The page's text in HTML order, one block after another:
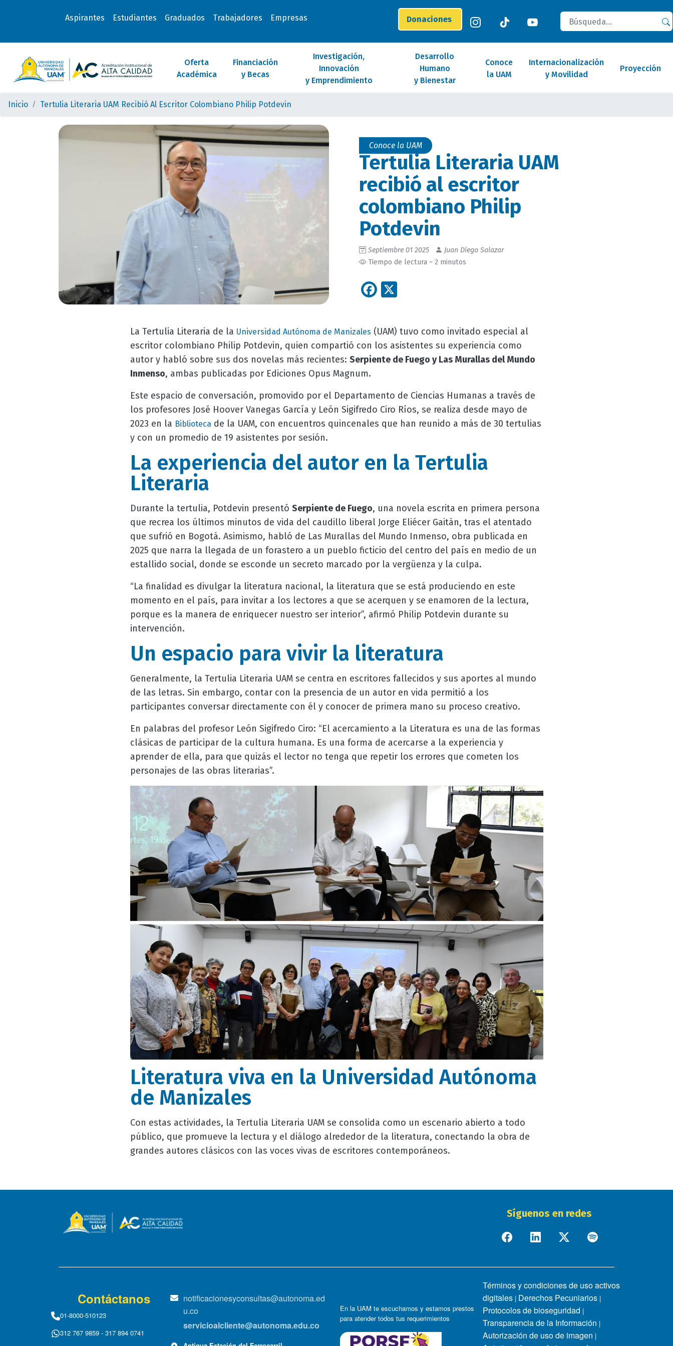
Aspirantes Estudiantes Graduados Trabajadores Empresas Donaciones
Buscar
Oferta
Académica
Financiación
y Becas
Investigación,
Innovación
y Emprendimiento
Desarrollo
Humano
y Bienestar
Conoce
la UAM
Internacionalización
y Movilidad
Proyección
Inicio Tertulia Literaria UAM Recibió Al Escritor Colombiano Philip Potdevin
Conoce la UAM
Tertulia Literaria UAM
recibió al escritor
colombiano Philip
Potdevin
Septiembre 01 2025
Juan Diego Salazar
Tiempo de lectura ~ 2 minutos
Facebook
La Tertulia Literaria de la Universidad Autónoma de Manizales (UAM) tuvo como invitado especial al
escritor colombiano Philip Potdevin, quien compartió con los asistentes su experiencia como
autor y habló sobre sus dos novelas más recientes: Serpiente de Fuego y Las Murallas del Mundo
Inmenso, ambas publicadas por Ediciones Opus Magnum.
Este espacio de conversación, promovido por el Departamento de Ciencias Humanas a través de
los profesores José Hoover Vanegas García y León Sigifredo Ciro Ríos, se realiza desde mayo de
2023 en la Bibliotecade la UAM, con encuentros quincenales que han reunido a más de 30 tertulias
y con un promedio de 19 asistentes por sesión.
La experiencia del autor en la Tertulia
Literaria
Durante la tertulia, Potdevin presentó Serpiente de Fuego, una novela escrita en primera persona
que recrea los últimos minutos de vida del caudillo liberal Jorge Eliécer Gaitán, tras el atentado
que sufrió en Bogotá. Asimismo, habló de Las Murallas del Mundo Inmenso, obra publicada en
2025 que narra la llegada de un forastero a un pueblo ficticio del centro del país en medio de un
estallido social, donde se esconde un secreto marcado por la vergüenza y la culpa.
“La finalidad es divulgar la literatura nacional, la literatura que se está produciendo en este
momento en el país, para invitar a los lectores a que se acerquen y se enamoren de la lectura,
porque es la manera de enriquecer nuestro ser interior”, afirmó Philip Potdevin durante su
intervención.
Un espacio para vivir la literatura
Generalmente, la Tertulia Literaria UAM se centra en escritores fallecidos y sus aportes al mundo
de las letras. Sin embargo, contar con la presencia de un autor en vida permitió a los
participantes conversar directamente con él y conocer de primera mano su proceso creativo.
En palabras del profesor León Sigifredo Ciro: “El acercamiento a la Literatura es una de las formas
clásicas de participar de la cultura humana. Es una forma de acercarse a la experiencia y
aprender de ella, para que quizás el lector no tenga que repetir los errores que cometen los
personajes de las obras literarias”.
Literatura viva en la Universidad Autónoma
de Manizales
Con estas actividades, la Tertulia Literaria UAM se consolida como un escenario abierto a todo
público, que promueve la lectura y el diálogo alrededor de la literatura, conectando la obra de
grandes autores clásicos con las voces vivas de escritores contemporáneos.
Síguenos en redes
Contáctanos
01-8000-510123
312 767 9859 - 317 894 0741
notificacionesyconsultas@autonoma.ed
u.co
servicioalcliente@autonoma.edu.co
En la UAM te escuchamos y estamos prestos
para atender todos tus requerimientos
Términos y condiciones de uso activos
digitales | Derechos Pecuniarios |
Protocolos de bioseguridad |
Transparencia de la Información |
Autorización de uso de imagen |